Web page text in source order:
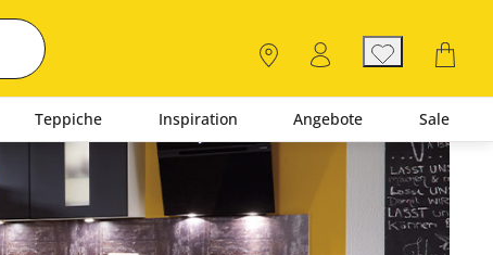
Teppiche Inspiration Angebote Sale